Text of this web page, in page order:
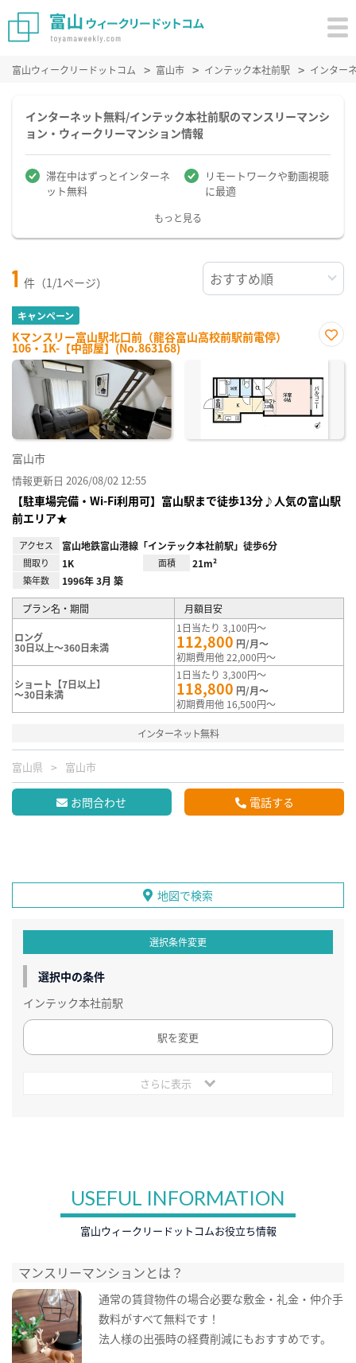
富山ウィークリードットコム 富山市 インテック本社前駅 インター
インターネット無料/インテック本社前駅のマンスリーマンシ
ョン・ウィークリーマンション情報
滞在中はずっとインターネ
ット無料
リモートワークや動画視聴
に最適
もっと見る
1 件（1/1ページ）
キャンペーン
Kマンスリー富山駅北口前（龍谷富山高校前駅前電停）
106・1K-【中部屋】(No.863168)
に入
り登
富山市
情報更新日 2026/08/02 12:55
【駐車場完備・Wi-Fi利用可】富山駅まで徒歩13分♪人気の富山駅
前エリア★
アクセス 富山地鉄富山港線「インテック本社前駅」徒歩6分
間取り 1K 面積 21m²
築年数 1996年 3月 築
プラン名・期間 月額目安
ロング
30日以上～360日未満
1日当たり 3,100円～
112,800 円/月～
初期費用他 22,000円～
ショート【7日以上】
～30日未満
1日当たり 3,300円～
118,800 円/月～
初期費用他 16,500円～
インターネット無料
富山県 富山市
お問合わせ 電話する
地図で検索
選択条件変更
選択中の条件
インテック本社前駅
駅を変更
さらに表示
USEFUL INFORMATION
富山ウィークリードットコムお役立ち情報
マンスリーマンションとは？
通常の賃貸物件の場合必要な敷金・礼金・仲介手
数料がすべて無料です！
法人様の出張時の経費削減にもおすすめです。